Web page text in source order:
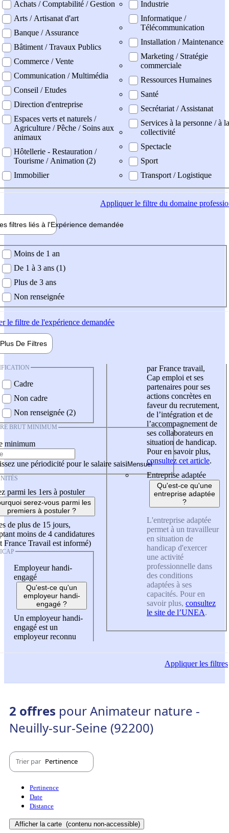
professionel
Achats / Comptabilité / Gestion
Arts / Artisanat d'art
Banque / Assurance
Bâtiment / Travaux Publics
Commerce / Vente
Communication / Multimédia
Conseil / Etudes
Direction d'entreprise
Espaces verts et naturels /
Agriculture / Pêche / Soins aux
animaux
Hôtellerie - Restauration /
Tourisme / Animation (2)
Immobilier
Industrie
Informatique /
Télécommunication
Installation / Maintenance
Marketing / Stratégie
commerciale
Ressources Humaines
Santé
Secrétariat / Assistanat
Services à la personne / à la
collectivité
Spectacle
Sport
Transport / Logistique
Appliquerle filtre du domaine
filtres liés à l'Expérience demandée
demandée
Moins de 1 an
De 1 à 3 ans (1)
Plus de 3 ans
Non renseignée
le filtre de l'expérience demandée
Plus De Filtres
Cadre
Non cadre
Non renseignée (2)
BRUT MINIMUM
minimum
une périodicité pour le salaire saisi
parmi les 1ers à postuler
serez-vous parmi les
premiers à postuler ?
de plus de 15 jours,
moins de 4 candidatures
France Travail est informé)
Employeur handi-
engagé
Qu'est-ce qu'un
employeur handi-
engagé ?
Un employeur handi-
engagé est un
employeur reconnu
par France travail,
Cap emploi et ses
partenaires pour ses
actions concrètes en
faveur du recrutement,
de l’intégration et de
l’accompagnement de
ses collaborateurs en
situation de handicap.
Pour en savoir plus,
consultez cet article.
Entreprise adaptée
Qu'est-ce qu'une
entreprise adaptée
?
L'entreprise adaptée
permet à un travailleur
en situation de
handicap d'exercer
une activité
professionnelle dans
des conditions
adaptées à ses
capacités. Pour en
savoir plus, consultez
le site de l’UNEA.
Appliquerles filtres
2 offres pour Animateur nature -
Neuilly-sur-Seine (92200)
Trier par Pertinence
Pertinence
Date
Distance
Afficher la carte (contenu non-accessible)